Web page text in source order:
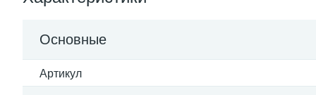
Основные
Артикул